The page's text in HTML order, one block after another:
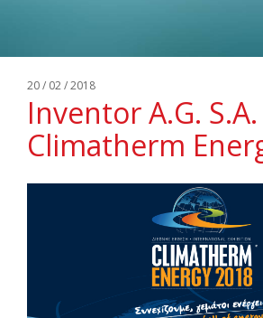
20 / 02 / 2018
Inventor A.G.
Climatherm